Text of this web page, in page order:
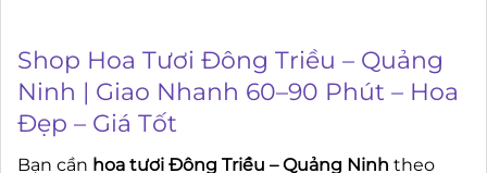
Shop Hoa Tươi Đông Triều – Quảng
Ninh | Giao Nhanh 60–90 Phút – Hoa
Đẹp – Giá Tốt
Bạn cần hoa tươi Đông Triều – Quảng Ninh theo